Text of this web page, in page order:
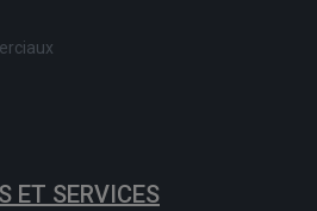
ET SERVICES